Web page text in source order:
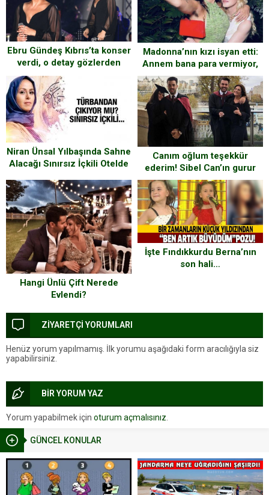
GÜNCEL KONULAR
Ebru Gündeş Kıbrıs’ta konser
verdi, o detay gözlerden
kaçmadı!
Madonna’nın kızı isyan etti:
Annem bana para vermiyor,
ev ve okul masraflarımı
kendim karşıladım
Niran Ünsal Yılbaşında Sahne
Alacağı Sınırsız İçkili Otelde
Canım oğlum teşekkür
ederim! Sibel Can’ın gurur
günü
Hangi Ünlü Çift Nerede
Evlendi?
İşte Fındıkkurdu Berna’nın
son hali…
ZİYARETÇİ YORUMLARI
Henüz yorum yapılmamış. İlk yorumu aşağıdaki form aracılığıyla siz
yapabilirsiniz.
BİR YORUM YAZ
Yorum yapabilmek için oturum açmalısınız